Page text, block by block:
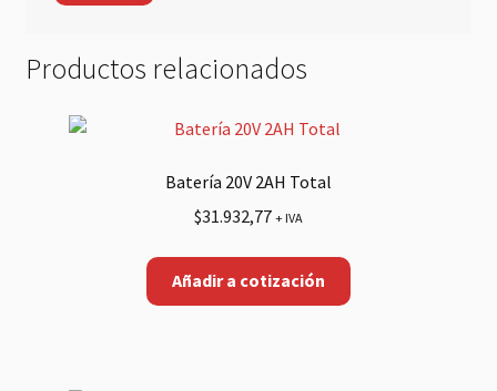
Productos relacionados
Batería 20V 2AH Total
$31.932,77 + IVA
Añadir a cotización